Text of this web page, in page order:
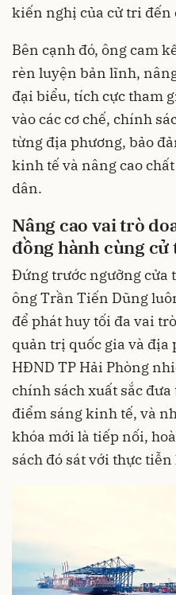
kiến nghị của cử tri đến
Bên cạnh đó, ông cam
rèn luyện bản lĩnh,
đại biểu, tích cực tham
vào các cơ chế, chính
từng địa phương, bảo
kinh tế và nâng cao
dân.
Nâng cao vai trò
đồng hành cùng
Đứng trước ngưỡng cửa
ông Trần Tiến Dũng
để phát huy tối đa vai
quản trị quốc gia và địa
HĐND TP Hải Phòng
chính sách xuất sắc
điểm sáng kinh tế, và
khóa mới là tiếp nối,
sách đó sát với thực